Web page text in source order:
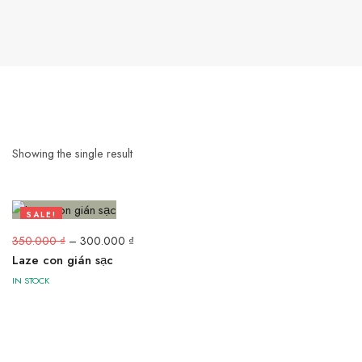
Showing the single result
SALE!
14%
350.000₫ – 300.000 ₫
Laze con gián sạc
IN STOCK